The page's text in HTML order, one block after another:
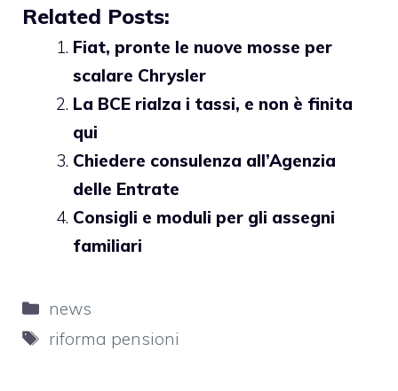
Related Posts:
Fiat, pronte le nuove mosse per
scalare Chrysler
La BCE rialza i tassi, e non è finita
qui
Chiedere consulenza all’Agenzia
delle Entrate
Consigli e moduli per gli assegni
familiari
Categorie
news
Tag
riforma pensioni